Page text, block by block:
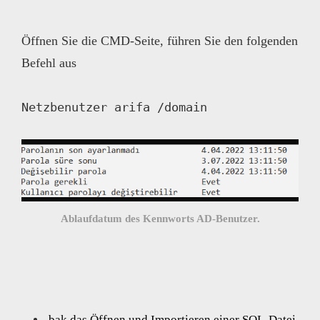
Öffnen Sie die CMD-Seite, führen Sie den folgenden
Befehl aus
Netzbenutzer arifa /domain
Ablaufdatum des Kennworts AD-Benutzer.